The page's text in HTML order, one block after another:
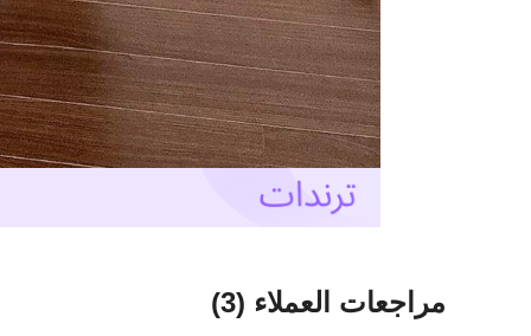
مراجعات العملاء (3)